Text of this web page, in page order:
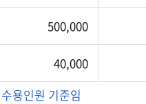
500,000
40,000
용인원 기준임